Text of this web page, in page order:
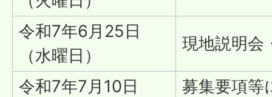
令和7年6月25日
（水曜日）
現地説明会
令和7年7月10日
募集要項等